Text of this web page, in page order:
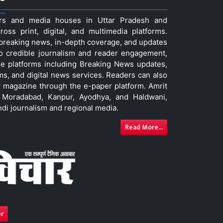
and media houses in Uttar Pradesh and
print, digital, and multimedia platforms.
news, in-depth coverage, and updates
journalism and reader engagement,
platforms including Breaking News updates,
and digital news services. Readers can also
through the e-paper platform. Amrit
Kanpur, Ayodhya, and Haldwani,
journalism and regional media.
Read More...